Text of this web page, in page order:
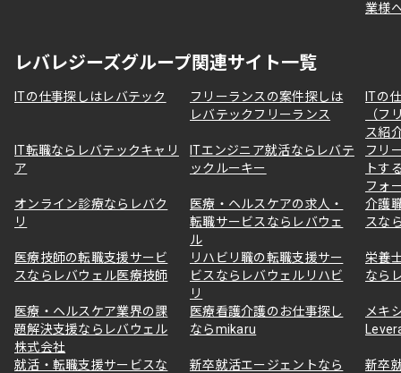
業様
レバレジーズグループ関連サイト一覧
ITの仕事探しはレバテック
フリーランスの案件探しは
レバテックフリーランス
ITの
（フ
ス紹
IT転職ならレバテックキャリ
ア
ITエンジニア就活ならレバテ
ックルーキー
フリ
トす
フォ
オンライン診療ならレバク
リ
医療・ヘルスケアの求人・
転職サービスならレバウェ
ル
介護
スな
医療技師の転職支援サービ
スならレバウェル医療技師
リハビリ職の転職支援サー
ビスならレバウェルリハビ
リ
栄養
なら
医療・ヘルスケア業界の課
題解決支援ならレバウェル
株式会社
医療看護介護のお仕事探し
ならmikaru
メキ
就活・転職支援サービスな
新卒就活エージェントなら
新卒